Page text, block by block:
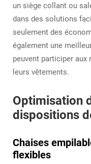
un siège collant ou
dans des solutions
seulement des
également une
peuvent participer aux
leurs vêtements.
Optimisation
dispositions
Chaises
flexibles